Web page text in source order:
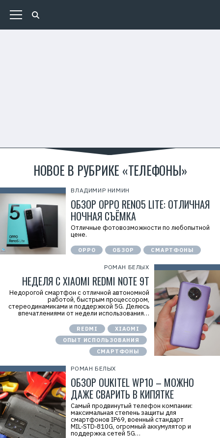
НОВОЕ В РУБРИКЕ «ТЕЛЕФОНЫ»
ВЛАДИМИР НИМИН
ОБЗОР OPPO RENO5 LITE: ОТЛИЧНАЯ
НОЧНАЯ СЪЁМКА
Отличные фотовозможности по любопытной
цене.
OPPO ОБЗОР СМАРТФОНЫ
РОМАН БЕЛЫХ
НЕДЕЛЯ С XIAOMI REDMI NOTE 9T
Недорогой смартфон с отличной автономной
работой, быстрым процессором,
стереодинамиками и поддержкой 5G. Делюсь
впечатлениями от недели использования…
REDMI
XIAOMI
ОПЫТ ИСПОЛЬЗОВАНИЯ
СМАРТФОНЫ
РОМАН БЕЛЫХ
ОБЗОР OUKITEL WP10 – МОЖНО
ДАЖЕ СВАРИТЬ В КИПЯТКЕ
Самый продвинутый телефон компании:
максимальная степень защиты для
смартфонов IP69, военный стандарт
MIL‑STD‑810G, огромный аккумулятор и
поддержка сетей 5G…